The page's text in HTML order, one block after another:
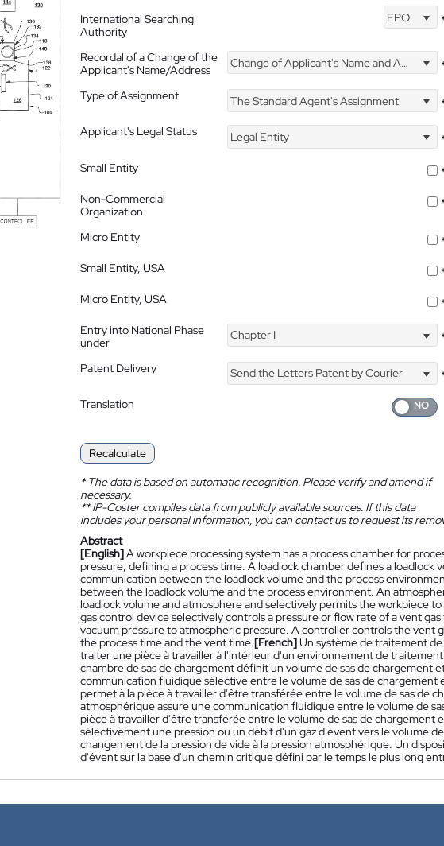
International Searching
Authority
EPO
Recordal of a Change of the
Applicant's Name/Address
Change of Applicant's Name and Address
Type of Assignment The Standard Agent's Assignment
Applicant's Legal Status
Legal Entity
Small Entity
Non-Commercial
Organization
Micro Entity
Small Entity, USA
Micro Entity, USA
Entry into National Phase
under
Chapter I
Patent Delivery Send the Letters Patent by Courier
Translation
Recalculate
*The data is based on automatic recognition. Please verify and amend if
necessary.
**IP-Coster compiles data from publicly available sources. If this data
includes your personal information, you can contact us to request its
Abstract
[English]A workpiece processing system has a process chamber for
pressure, defining a process time. A loadlock chamber defines a loadlock
communication between the loadlock volume and the process
between the loadlock volume and the process environment. An
loadlock volume and atmosphere and selectively permits the workpiece
gas control device selectively controls a pressure or flow rate of a vent
vacuum pressure to atmospheric pressure. A controller controls the vent
the process time and the vent time.[French]Un système de traitement
traiter une pièce à travailler à l'intérieur d'un environnement de
chambre de sas de chargement définit un volume de sas de chargement
communication fluidique sélective entre le volume de sas de
permet à la pièce à travailler d'être transférée entre le volume de sas de
atmosphérique assure une communication fluidique entre le volume de
pièce à travailler d'être transférée entre le volume de sas de
sélectivement une pression ou un débit d'un gaz d'évent vers le volume
changement de la pression de vide à la pression atmosphérique. Un
d'évent sur la base d'un chemin critique défini par le temps le plus long